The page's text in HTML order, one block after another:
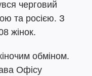
черговий
та росією. З
жінок.
обміном.
Офісу